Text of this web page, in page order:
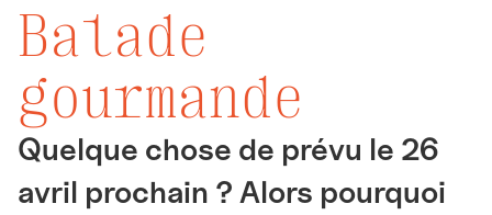
Balade
gourmande
Quelque chose de prévu le 26
avril prochain ? Alors pourquoi